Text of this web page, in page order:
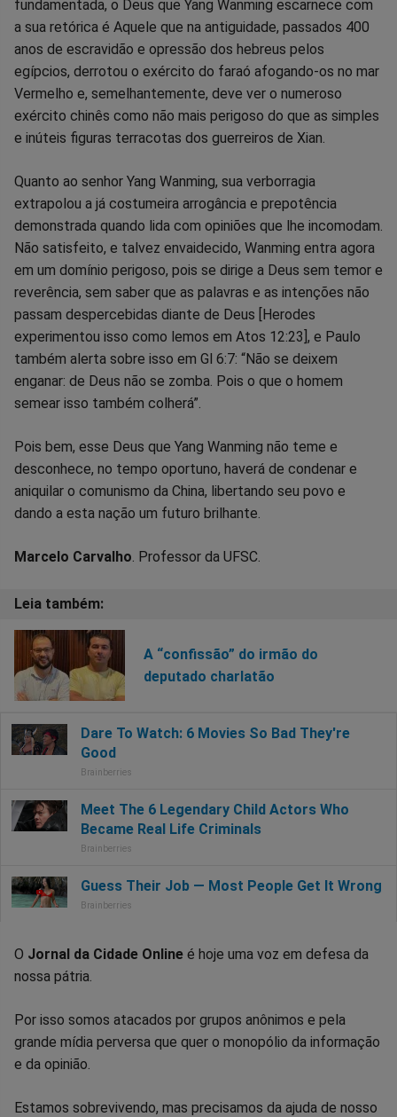
fundamentada, o Deus que Yang Wanming escarnece com
a sua retórica é Aquele que na antiguidade, passados 400
anos de escravidão e opressão dos hebreus pelos
egípcios, derrotou o exército do faraó afogando-os no mar
Vermelho e, semelhantemente, deve ver o numeroso
exército chinês como não mais perigoso do que as simples
e inúteis figuras terracotas dos guerreiros de Xian.
Quanto ao senhor Yang Wanming, sua verborragia
extrapolou a já costumeira arrogância e prepotência
demonstrada quando lida com opiniões que lhe incomodam.
Não satisfeito, e talvez envaidecido, Wanming entra agora
em um domínio perigoso, pois se dirige a Deus sem temor e
reverência, sem saber que as palavras e as intenções não
passam despercebidas diante de Deus [Herodes
experimentou isso como lemos em Atos 12:23], e Paulo
também alerta sobre isso em Gl 6:7: “Não se deixem
enganar: de Deus não se zomba. Pois o que o homem
semear isso também colherá”.
Pois bem, esse Deus que Yang Wanming não teme e
desconhece, no tempo oportuno, haverá de condenar e
aniquilar o comunismo da China, libertando seu povo e
dando a esta nação um futuro brilhante.
Marcelo Carvalho . Professor da UFSC.
A “confissão” do irmão do
deputado charlatão
O Jornal da Cidade Online é hoje uma voz em defesa da
nossa pátria.
Por isso somos atacados por grupos anônimos e pela
grande mídia perversa que quer o monopólio da informação
e da opinião.
Estamos sobrevivendo, mas precisamos da ajuda de nosso